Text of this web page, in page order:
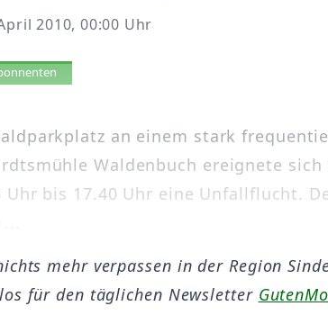
2010, 00:00 Uhr
an einem stark
Waldenbuch ereignete
Uhr bis 17.40 Uhr eine Unfallflucht.
mehr verpassen in der Region
für den täglichen Newsletter